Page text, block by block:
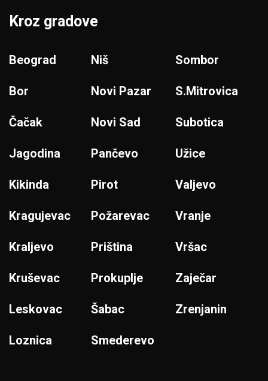
Kroz gradove
Beograd
Bor
Čačak
Jagodina
Kikinda
Kragujevac
Kraljevo
Kruševac
Leskovac
Loznica
Niš
Novi Pazar
Novi Sad
Pančevo
Pirot
Požarevac
Priština
Prokuplje
Šabac
Smederevo
Sombor
S.Mitrovica
Subotica
Užice
Valjevo
Vranje
Vršac
Zaječar
Zrenjanin